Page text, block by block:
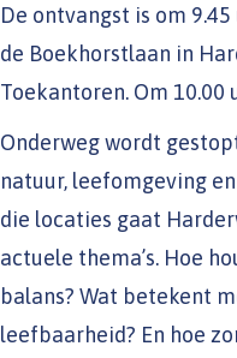
De ontvangst is om
de Boekhorstlaan in
Toekantoren. Om
Onderweg wordt
natuur, leefomgeving
die locaties gaat
actuele thema’s. Hoe
balans? Wat betekent
leefbaarheid? En hoe